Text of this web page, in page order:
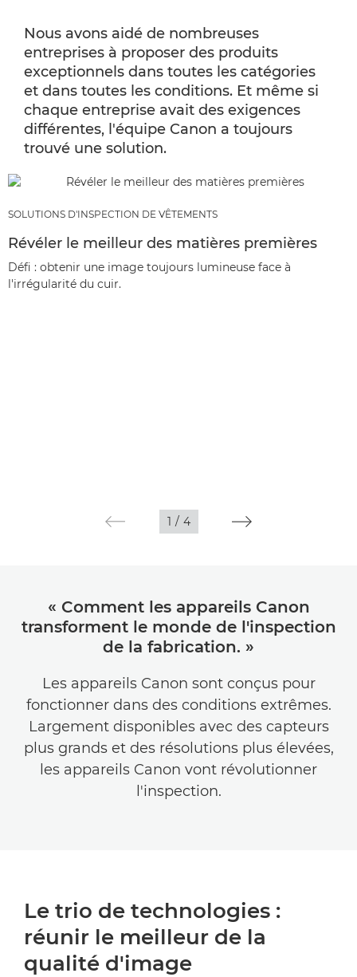
Nous avons aidé de nombreuses
entreprises à proposer des produits
exceptionnels dans toutes les catégories
et dans toutes les conditions. Et même si
chaque entreprise avait des exigences
différentes, l'équipe Canon a toujours
trouvé une solution.
SOLUTIONS D'INSPECTION DE VÊTEMENTS
Révéler le meilleur des matières premières
Défi : obtenir une image toujours lumineuse face à
l'irrégularité du cuir.
1 / 4
« Comment les appareils Canon
transforment le monde de l'inspection
de la fabrication. »
Les appareils Canon sont conçus pour
fonctionner dans des conditions extrêmes.
Largement disponibles avec des capteurs
plus grands et des résolutions plus élevées,
les appareils Canon vont révolutionner
l'inspection.
Le trio de technologies :
réunir le meilleur de la
qualité d'image